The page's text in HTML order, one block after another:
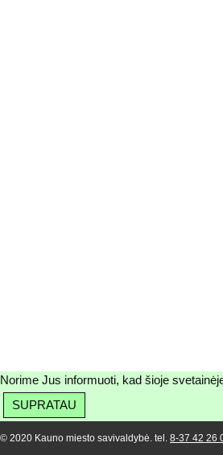
Norime Jus informuoti, kad šioje
SUPRATAU
© 2020 Kauno miesto savivaldybė. tel. 8-37 42 26